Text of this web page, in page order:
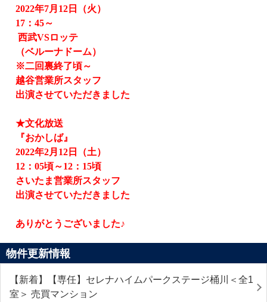
2022年7月 12 日（火）
17 ：45～
西武VSロッテ
（ベルーナドーム）
※二回裏終了頃～
越谷営業所スタッフ
出演させていただきました
★文化放送
『おかしば』
2022年2月 12 日（土）
12 ：05頃～12 ： 15頃
さいたま営業所スタッフ
出演させていただきました
ありがとうございました♪
物件更新情報
【新着】【専任】セレナハイムパークステージ桶川＜全1
室＞ 売買マンション